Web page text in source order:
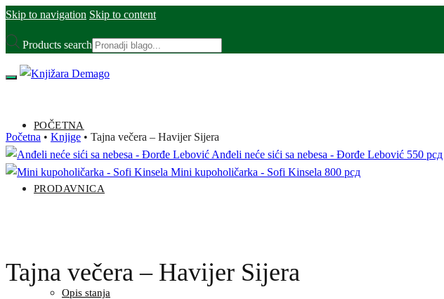
Skip to navigation Skip to content
Products search
POČETNA
PRODAVNICA
Opis stanja
Početna • Knjige • Tajna večera – Havijer Sijera
Anđeli neće sići sa nebesa - Đorđe Lebović 550 рсд
Mini kupoholičarka - Sofi Kinsela 800 рсд
Tajna večera – Havijer Sijera